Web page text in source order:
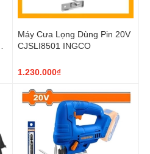
Máy Cưa Lọng Dùng Pin 20V
CJSLI8501 INGCO
1.230.000₫